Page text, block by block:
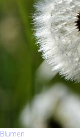
Blumen